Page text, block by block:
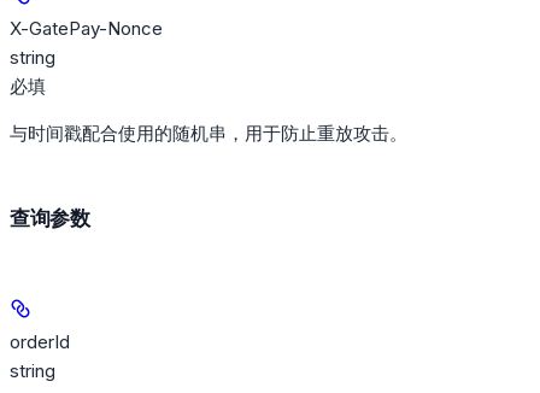
X-GatePay-Nonce
string
必填
与时间戳配合使用的随机串，用于防止重放攻击。
查询参数
orderId
string